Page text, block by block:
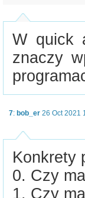
W quick
znaczy
7: bob_er 26 Oct 2021
Konkrety
0. Czy
1. Czy